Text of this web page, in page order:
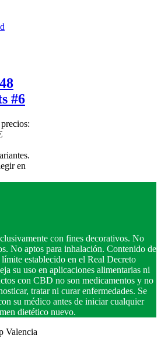
#6
en
con fines decorativos. No
No aptos para inhalación. Contenido de
establecido en el Real Decreto
su uso en aplicaciones alimentarias ni
con CBD no son medicamentos y no
tratar ni curar enfermedades. Se
su médico antes de iniciar cualquier
dietético nuevo.
Valencia